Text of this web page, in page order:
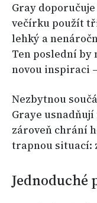
Gray
večírku použít
lehký a
Ten poslední by
novou inspiraci
Nezbytnou
Graye
zároveň chrání
trapnou situací:
Jednoduché